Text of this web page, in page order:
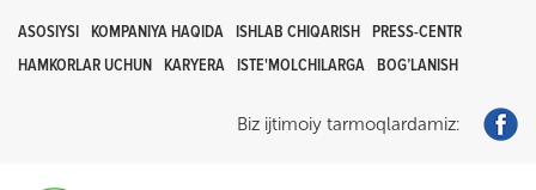
ASOSIYSI KOMPANIYA HAQIDA ISHLAB CHIQARISH
PRESS-CENTR
HAMKORLAR UCHUN
KARYERA ISTE'MOLCHILARGA BOG’LANISH
Biz ijtimoiy tarmoqlardamiz: